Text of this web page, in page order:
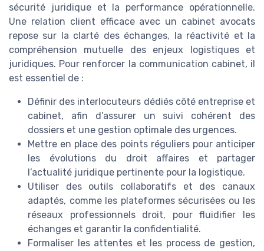
sécurité juridique et la performance opérationnelle.
Une relation client efficace avec un cabinet avocats
repose sur la clarté des échanges, la réactivité et la
compréhension mutuelle des enjeux logistiques et
juridiques. Pour renforcer la communication cabinet, il
est essentiel de :
Définir des interlocuteurs dédiés côté entreprise et
cabinet, afin d’assurer un suivi cohérent des
dossiers et une gestion optimale des urgences.
Mettre en place des points réguliers pour anticiper
les évolutions du droit affaires et partager
l’actualité juridique pertinente pour la logistique.
Utiliser des outils collaboratifs et des canaux
adaptés, comme les plateformes sécurisées ou les
réseaux professionnels droit, pour fluidifier les
échanges et garantir la confidentialité.
Formaliser les attentes et les process de gestion,